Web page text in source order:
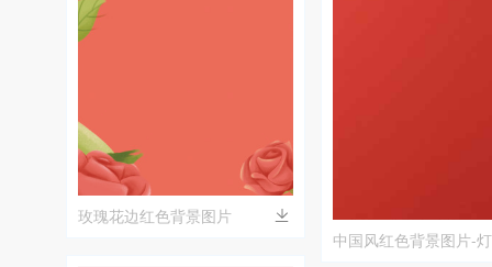
玫瑰花边红色背景图片
中国风红色背景图片-